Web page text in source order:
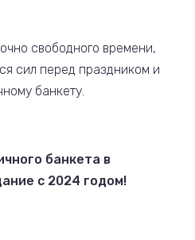
свободного времени,
сил перед праздником и
банкету.
банкета в
с 2024 годом!